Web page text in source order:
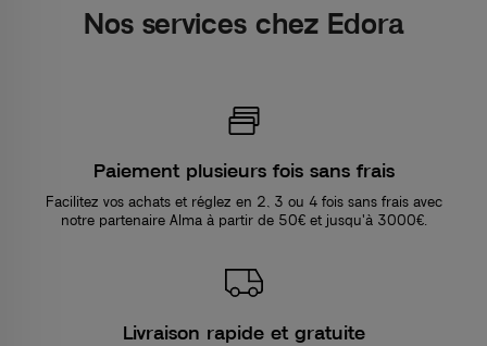
Nos services chez Edora
Paiement plusieurs fois sans frais
Facilitez vos achats et réglez en 2, 3 ou 4 fois sans frais avec
notre partenaire Alma à partir de 50€ et jusqu'à 3000€.
Livraison rapide et gratuite